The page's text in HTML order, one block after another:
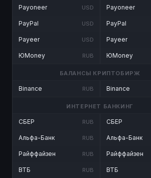
Payoneer USD
PayPal USD
Payeer USD
ЮMoney RUB
Payoneer
PayPal
Payeer
ЮMoney
БАЛАНСЫ КРИПТОБИРЖ
Binance RUB Binance
ИНТЕРНЕТ БАНКИНГ
СБЕР RUB
Альфа-Банк RUB
Райффайзен RUB
ВТБ RUB
СБЕР
Альфа-Банк
Райффайзен
ВТБ